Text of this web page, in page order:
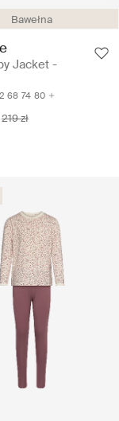
Bawełna
Jacket -
68 74 80
219 zł